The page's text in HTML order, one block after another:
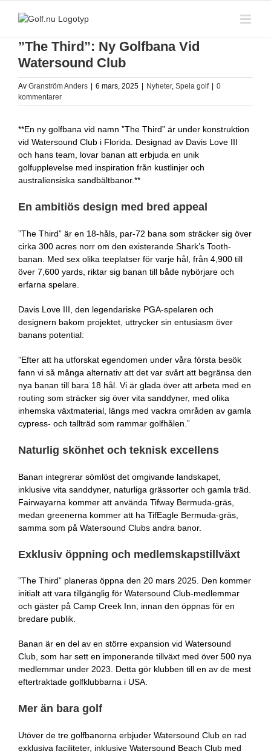
”The Third”: Ny Golfbana Vid
Watersound Club
Av Granström Anders 6 mars, 2025 Nyheter, Spela golf
0
kommentarer
**En ny golfbana vid namn ”The Third” är under konstruktion
vid Watersound Club i Florida. Designad av Davis Love III
och hans team, lovar banan att erbjuda en unik
golfupplevelse med inspiration från kustlinjer och
australiensiska sandbältbanor.**
En ambitiös design med bred appeal
”The Third” är en 18-håls, par-72 bana som sträcker sig över
cirka 300 acres norr om den existerande Shark’s Tooth-
banan. Med sex olika teeplatser för varje hål, från 4,900 till
över 7,600 yards, riktar sig banan till både nybörjare och
erfarna spelare.
Davis Love III, den legendariske PGA-spelaren och
designern bakom projektet, uttrycker sin entusiasm över
banans potential:
”Efter att ha utforskat egendomen under våra första besök
fann vi så många alternativ att det var svårt att begränsa den
nya banan till bara 18 hål. Vi är glada över att arbeta med en
routing som sträcker sig över vita sanddyner, med olika
inhemska växtmaterial, längs med vackra områden av gamla
cypress- och tallträd som rammar golfhålen.”
Naturlig skönhet och teknisk excellens
Banan integrerar sömlöst det omgivande landskapet,
inklusive vita sanddyner, naturliga grässorter och gamla träd.
Fairwayarna kommer att använda Tifway Bermuda-gräs,
medan greenerna kommer att ha TifEagle Bermuda-gräs,
samma som på Watersound Clubs andra banor.
Exklusiv öppning och medlemskapstillväxt
”The Third” planeras öppna den 20 mars 2025. Den kommer
initialt att vara tillgänglig för Watersound Club-medlemmar
och gäster på Camp Creek Inn, innan den öppnas för en
bredare publik.
Banan är en del av en större expansion vid Watersound
Club, som har sett en imponerande tillväxt med över 500 nya
medlemmar under 2023. Detta gör klubben till en av de mest
eftertraktade golfklubbarna i USA.
Mer än bara golf
Utöver de tre golfbanorna erbjuder Watersound Club en rad
exklusiva faciliteter, inklusive Watersound Beach Club med